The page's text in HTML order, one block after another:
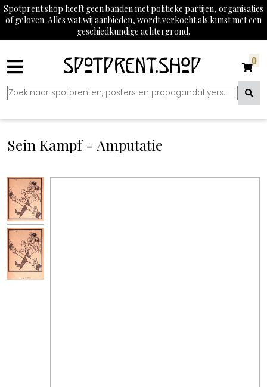
Spotprent.shop heeft geen banden met politieke partijen, organisaties
of geloven. Alles wat wij aanbieden, wordt verkocht als kunst met een
geschiedkundige achtergrond.
0
Sein Kampf - Amputatie